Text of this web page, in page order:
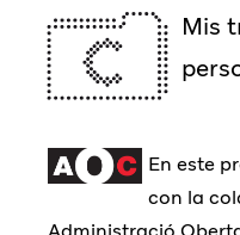
Mis
En este
con la